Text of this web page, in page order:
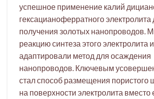
успешное применение калий
гексацианоферратного электролита
получения золотых нанопроводов.
реакцию синтеза этого электролита и
адаптировали метод для осаждения
нанопроводов. Ключевым
стал способ размещения
на поверхности электролита вместо